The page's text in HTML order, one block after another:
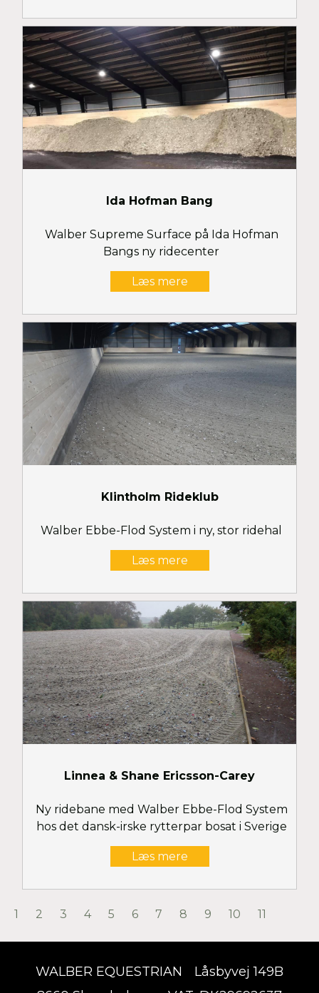
Ida Hofman Bang
Walber Supreme Surface på Ida Hofman
Bangs ny ridecenter
Læs mere
Klintholm Rideklub
Walber Ebbe-Flod System i ny, stor ridehal
Læs mere
Linnea & Shane Ericsson-Carey
Ny ridebane med Walber Ebbe-Flod System
hos det dansk-irske rytterpar bosat i Sverige
Læs mere
1 2 3 4 5 6 7 8 9 10 11
WALBER EQUESTRIAN
Låsbyvej 149B